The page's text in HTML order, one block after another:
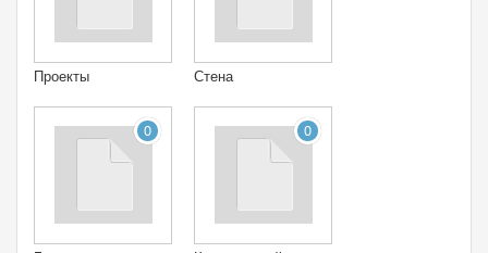
Проекты Стена
0 0